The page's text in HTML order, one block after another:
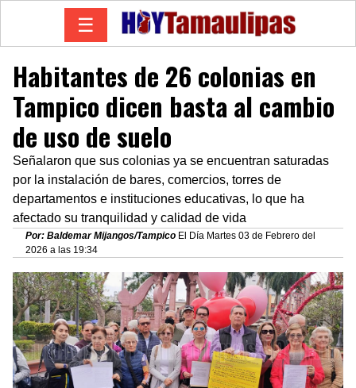
☰
Habitantes de 26 colonias en
Tampico dicen basta al cambio
de uso de suelo
Señalaron que sus colonias ya se encuentran saturadas
por la instalación de bares, comercios, torres de
departamentos e instituciones educativas, lo que ha
afectado su tranquilidad y calidad de vida
Por: Baldemar Mijangos/Tampico El Día Martes 03 de Febrero del
2026 a las 19:34